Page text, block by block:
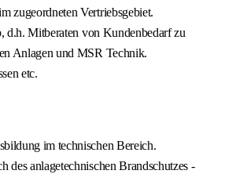
zugeordneten Vertriebsgebiet.
d.h. Mitberaten von Kundenbedarf zu
Anlagen und MSR Technik.
etc.
im technischen Bereich.
des anlagetechnischen Brandschutzes -